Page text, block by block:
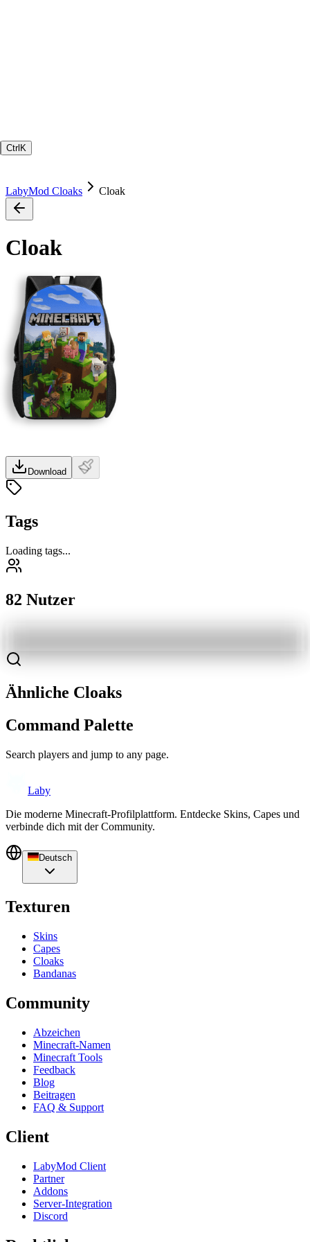
Ctrl K
LabyMod Cloaks Cloak
Cloak
Download
Tags
Loading tags...
82 Nutzer
Ähnliche Cloaks
Command Palette
Search players and jump to any page.
Laby
Die moderne Minecraft-Profilplattform. Entdecke Skins, Capes und
verbinde dich mit der Community.
Deutsch
Texturen
Skins
Capes
Cloaks
Bandanas
Community
Abzeichen
Minecraft-Namen
Minecraft Tools
Feedback
Blog
Beitragen
FAQ & Support
Client
LabyMod Client
Partner
Addons
Server-Integration
Discord